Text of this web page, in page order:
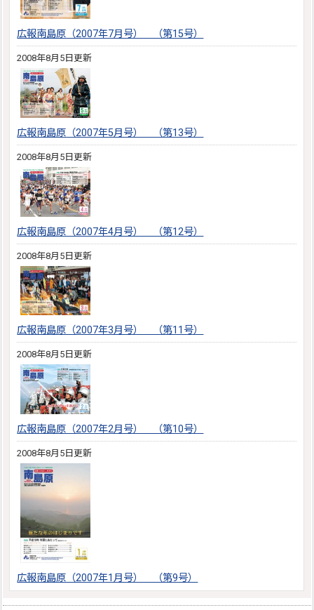
広報南島原（2007年7月号） （第15号）
2008年8月5日更新
広報南島原（2007年5月号） （第13号）
2008年8月5日更新
広報南島原（2007年4月号） （第12号）
2008年8月5日更新
広報南島原（2007年3月号） （第11号）
2008年8月5日更新
広報南島原（2007年2月号） （第10号）
2008年8月5日更新
広報南島原（2007年1月号） （第9号）